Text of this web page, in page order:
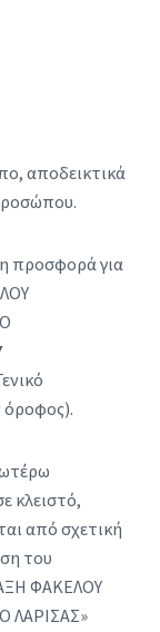
αποδεικτικά
προσφορά για
όροφος).
κλειστό,
από σχετική
του
ΦΑΚΕΛΟΥ
ΛΑΡΙΣΑΣ»